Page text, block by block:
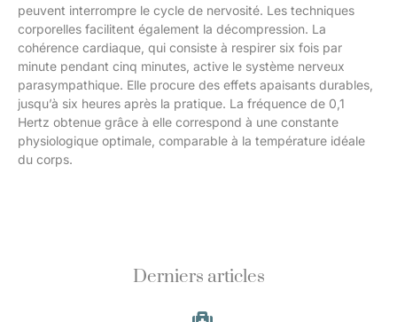
peuvent interrompre le cycle de nervosité. Les techniques
corporelles facilitent également la décompression. La
cohérence cardiaque, qui consiste à respirer six fois par
minute pendant cinq minutes, active le système nerveux
parasympathique. Elle procure des effets apaisants durables,
jusqu’à six heures après la pratique. La fréquence de 0,1
Hertz obtenue grâce à elle correspond à une constante
physiologique optimale, comparable à la température idéale
du corps.
Derniers articles